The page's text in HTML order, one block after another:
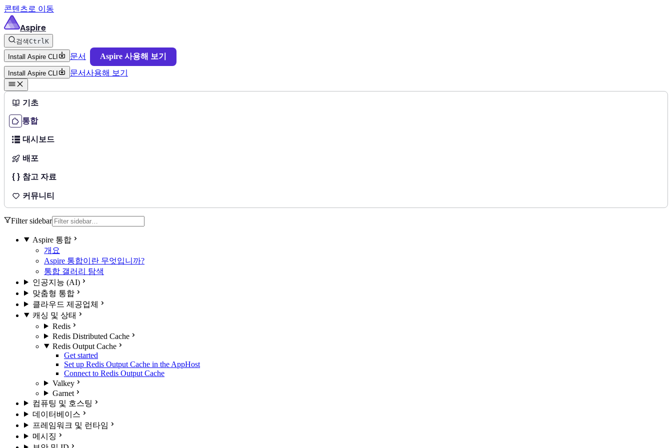
콘텐츠로 이동
Aspire
검색 CtrlK
Install Aspire CLI 문서 Aspire 사용해 보기
Install Aspire CLI 문서사용해 보기
기초
통합
대시보드
배포
참고 자료
커뮤니티
Filter sidebar
Aspire 통합
개요
Aspire 통합이란 무엇입니까?
통합 갤러리 탐색
인공지능 (AI)
맞춤형 통합
클라우드 제공업체
캐싱 및 상태
Redis
Redis Distributed Cache
Redis Output Cache
Get started
Set up Redis Output Cache in the AppHost
Connect to Redis Output Cache
Valkey
Garnet
컴퓨팅 및 호스팅
데이터베이스
프레임워크 및 런타임
메시징